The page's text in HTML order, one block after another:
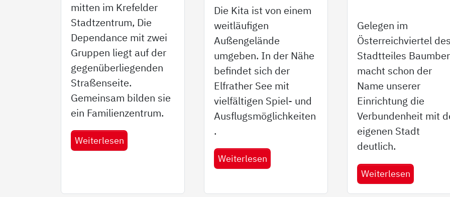
mitten im Krefelder
Stadtzentrum, Die
Dependance mit zwei
Gruppen liegt auf der
gegenüberliegenden
Straßenseite.
Gemeinsam bilden sie
ein Familienzentrum.
Weiterlesen
Die Kita ist von einem
weitläufigen
Außengelände
umgeben. In der Nähe
befindet sich der
Elfrather See mit
vielfältigen Spiel- und
Ausflugsmöglichkeiten
.
Weiterlesen
Gelegen im
Österreichviertel
Stadtteiles
macht schon der
Name unserer
Einrichtung die
Verbundenheit mit
eigenen Stadt
deutlich.
Weiterlesen